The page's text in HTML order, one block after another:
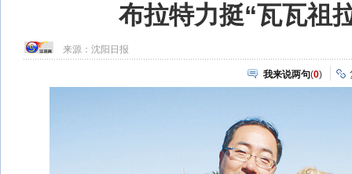
布拉特力挺“瓦瓦祖
来源： 沈阳日报
我来说两句(0)